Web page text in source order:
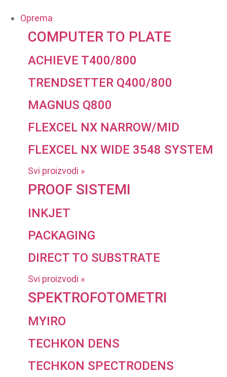
Oprema
COMPUTER TO PLATE
ACHIEVE T400/800
TRENDSETTER Q400/800
MAGNUS Q800
FLEXCEL NX NARROW/MID
FLEXCEL NX WIDE 3548 SYSTEM
Svi proizvodi »
PROOF SISTEMI
INKJET
PACKAGING
DIRECT TO SUBSTRATE
Svi proizvodi »
SPEKTROFOTOMETRI
MYIRO
TECHKON DENS
TECHKON SPECTRODENS